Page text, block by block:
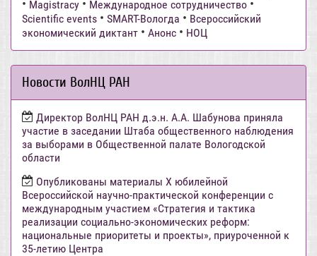
• Magistracy • Международное сотрудничество •
Scientific events • SMART-Вологда • Всероссийский
экономический диктант • Анонс • НОЦ
Новости ВолНЦ РАН
Директор ВолНЦ РАН д.э.н. А.А. Шабунова приняла
участие в заседании Штаба общественного наблюдения
за выборами в Общественной палате Вологодской
области
Опубликованы материалы X юбилейной
Всероссийской научно-практической конференции с
международным участием «Стратегия и тактика
реализации социально-экономических реформ:
национальные приоритеты и проекты», приуроченной к
35-летию Центра